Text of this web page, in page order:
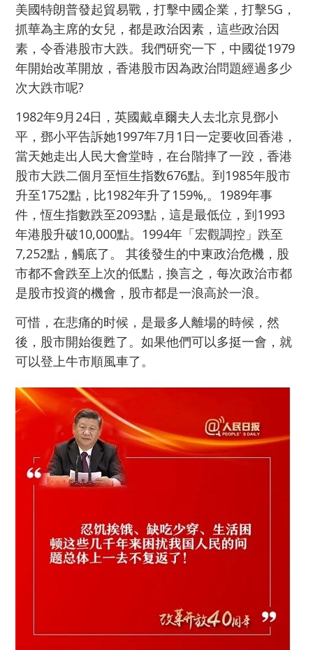
美國特朗普發起貿易戰，打擊中國企業，打擊5G，
抓華為主席的女兒，都是政治因素，這些政治因
素，令香港股市大跌。我們研究一下，中國從1979
年開始改革開放，香港股市因為政治問題經過多少
次大跌市呢?
1982年9月24日，英國戴卓爾夫人去北京見鄧小
平，鄧小平告訴她1997年7月1日一定要收回香港，
當天她走出人民大會堂時，在台階摔了一跤，香港
股市大跌二個月至恒生指数676點。到1985年股市
升至1752點，比1982年升了159%,。 1989年事
件，恆生指數跌至2093點，這是最低位，到1993
年港股升破10,000點。 1994年「宏觀調控」跌至
7,252點，觸底了。 其後發生的中東政治危機，股
市都不會跌至上次的低點，換言之，每次政治市都
是股市投資的機會，股市都是一浪高於一浪。
可惜，在悲痛的时候，是最多人離場的時候，然
後 ， 股市開始復甦了。如果他們可以多挺一會，就
可以登上牛市順風車了。